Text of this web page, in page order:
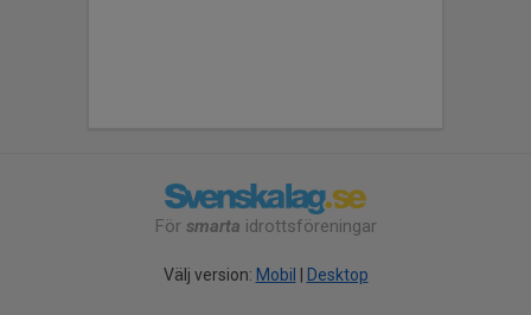
För smarta idrottsföreningar
Välj version: Mobil Desktop